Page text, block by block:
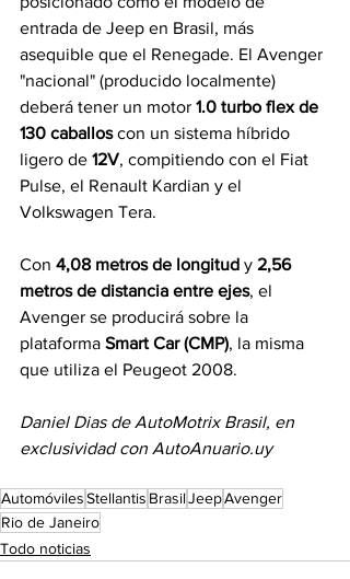
entrada de Jeep en Brasil, más
asequible que el Renegade. El Avenger
"nacional" (producido localmente)
deberá tener un motor 1.0 turbo flex de
130 caballos con un sistema híbrido
ligero de 12V, compitiendo con el Fiat
Pulse, el Renault Kardian y el
Volkswagen Tera.
Con 4,08 metros de longitud y 2,56
metros de distancia entre ejes, el
Avenger se producirá sobre la
plataforma Smart Car (CMP), la misma
que utiliza el Peugeot 2008.
Daniel Dias de AutoMotrix Brasil, en
exclusividad con AutoAnuario.uy
AutomóvilesStellantis BrasilJeepAvenger
Rio de Janeiro
Todo noticias